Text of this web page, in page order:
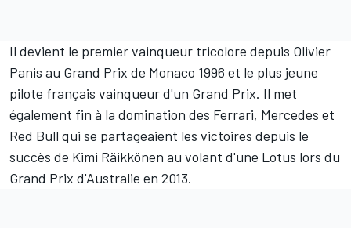
Il devient le premier vainqueur tricolore depuis Olivier
Panis au Grand Prix de Monaco 1996 et le plus jeune
pilote français vainqueur d'un Grand Prix. Il met
également fin à la domination des Ferrari, Mercedes et
Red Bull qui se partageaient les victoires depuis le
succès de Kimi Räikkönen au volant d'une Lotus lors du
Grand Prix d'Australie en 2013.